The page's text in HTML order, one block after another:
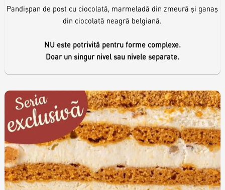
Pandișpan de post cu ciocolată, marmeladă din zmeură și ganaș
din ciocolată neagră belgiană.
NU este potrivită pentru forme complexe.
Doar un singur nivel sau nivele separate.